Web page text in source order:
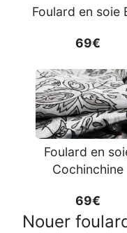
Foulard en soie
69€
Foulard en
Cochinchine
69€
Nouer